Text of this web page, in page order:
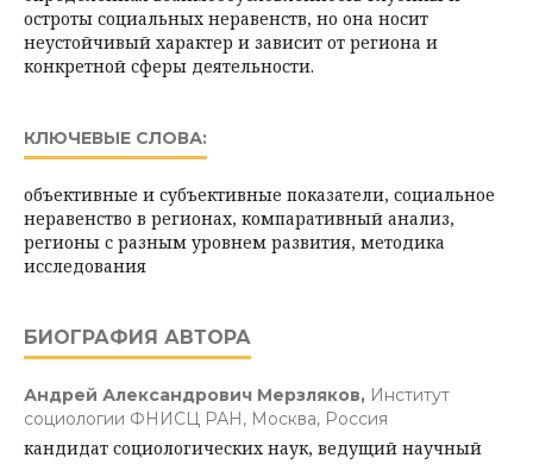
остроты социальных неравенств, но она носит
неустойчивый характер и зависит от региона и
конкретной сферы деятельности.
КЛЮЧЕВЫЕ СЛОВА:
объективные и субъективные показатели, социальное
неравенство в регионах, компаративный анализ,
регионы с разным уровнем развития, методика
исследования
БИОГРАФИЯ АВТОРА
Андрей Александрович Мерзляков, Институт
социологии ФНИСЦ РАН, Москва, Россия
кандидат социологических наук, ведущий научный